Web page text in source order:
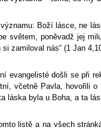
Boží lásce, ne
světem, poněvadž jej
zamiloval nás“ (1 Jan
evangelisté došli se při
včetně Pavla, hovořili
láska byla u Boha, a ta
listě a na všech